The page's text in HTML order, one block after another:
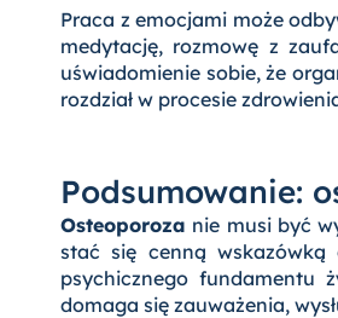
Praca z emocjami może
medytację, rozmowę z
uświadomienie sobie, że
rozdział w procesie
Podsumowanie:
Osteoporoza nie musi być
stać się cenną
psychicznego fundamentu
domaga się zauważenia,